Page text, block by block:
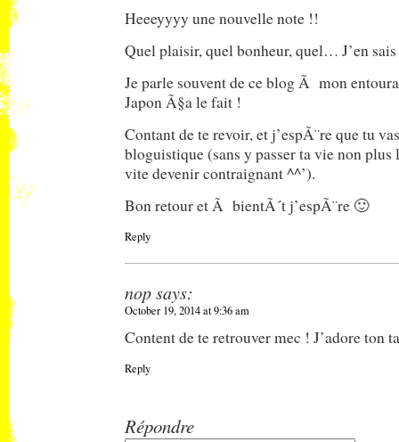
Heeeyyyy une nouvelle note !!
Quel plaisir, quel bonheur, quel… J’en
Je parle souvent de ce blog Ã mon
Japon Ã§a le fait !
Contant de te revoir, et j’espÃ¨re que tu
bloguistique (sans y passer ta vie non
vite devenir contraignant ^^’).
Bon retour et Ã bientÃ´t j’espÃ¨re 🙂
Reply
nopsays:
October 19, 2014 at 9:36 am
Content de te retrouver mec ! J’adore ton
Reply
Répondre